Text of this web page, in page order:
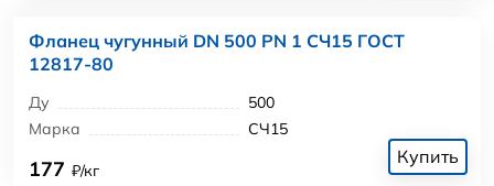
Фланец чугунный DN 500 PN 1 СЧ15 ГОСТ
12817-80
Ду
500
Марка
СЧ15
177 ₽/кг
Купить